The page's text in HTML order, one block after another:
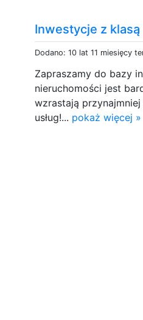
Inwestycje z klasą
Dodano: 10 lat 11 miesięcy
Zapraszamy do bazy
nieruchomości jest
wzrastają
usług!... pokaż więcej »